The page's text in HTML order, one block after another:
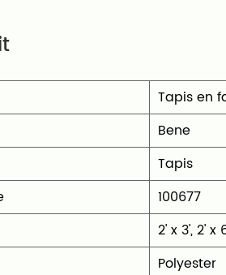
polyester offre une solution
et praticité. Explorez les
innovants et rehaussez
de luxe raffiné.
Tapis en
Bene
‎Tapis
100677
‎2' x 3', 2' x
‎Polyester